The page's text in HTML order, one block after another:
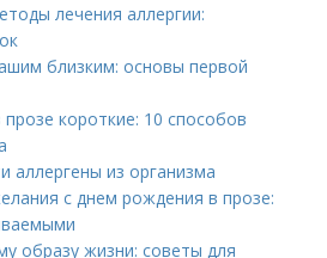
лечения аллергии:
близким: основы первой
короткие: 10 способов
из организма
с днем рождения в прозе:
образу жизни: советы для